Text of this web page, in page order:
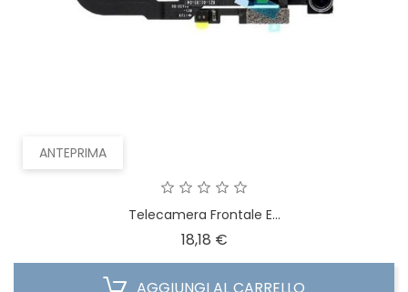
ANTEPRIMA
Telecamera Frontale E...
18,18 €Prezzo